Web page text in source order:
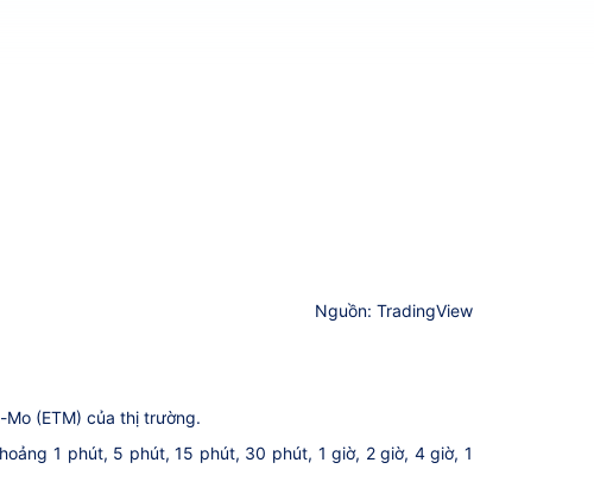
Nguồn: TradingView
(ETM) của thị trường.
1 phút, 5 phút, 15 phút, 30 phút, 1 giờ, 2 giờ, 4 giờ, 1